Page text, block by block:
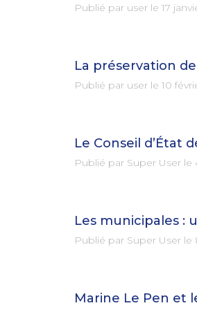
Publié par user le 17
La préservation
Publié par user le 10
Le Conseil d’État
Publié par Super User le
Les municipales :
Publié par Super User le
Marine Le Pen et